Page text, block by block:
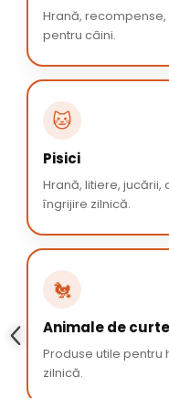
Hrană,
pentru câini.
🐱
Pisici
Hrană, litiere,
îngrijire zilnică.
🐔
Animale de curte
Produse utile pentru
zilnică.